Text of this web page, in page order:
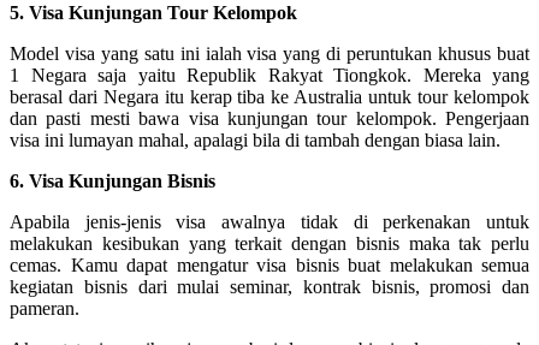
5. Visa Kunjungan Tour Kelompok
Model visa yang satu ini ialah visa yang di peruntukan khusus buat
1 Negara saja yaitu Republik Rakyat Tiongkok. Mereka yang
berasal dari Negara itu kerap tiba ke Australia untuk tour kelompok
dan pasti mesti bawa visa kunjungan tour kelompok. Pengerjaan
visa ini lumayan mahal, apalagi bila di tambah dengan biasa lain.
6. Visa Kunjungan Bisnis
Apabila jenis-jenis visa awalnya tidak di perkenakan untuk
melakukan kesibukan yang terkait dengan bisnis maka tak perlu
cemas. Kamu dapat mengatur visa bisnis buat melakukan semua
kegiatan bisnis dari mulai seminar, kontrak bisnis, promosi dan
pameran.